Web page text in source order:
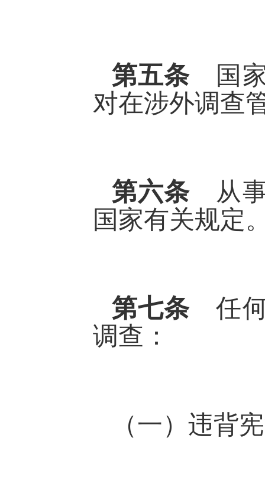
第五条
国
对在涉外调查
第六条 从
国家有关规定
第七条任
调查：
（一）违背